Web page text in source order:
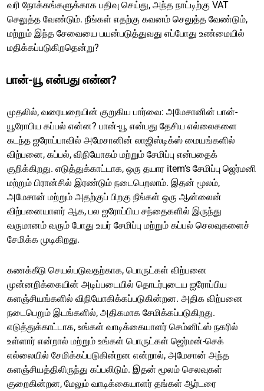
வரி நோக்கங்களுக்காக பதிவு செய்து, அந்த நாட்டிற்கு VAT
செலுத்த வேண்டும். நீங்கள் எதற்கு கவனம் செலுத்த வேண்டும்,
மற்றும் இந்த சேவையை பயன்படுத்துவது எப்போது உண்மையில்
மதிக்கப்படுகிறதென்று?
பான்-யூ என்பது என்ன?
முதலில், வரையறையின் குறுகிய பார்வை: அமேசானின் பான்-
யூரோபிய கப்பல் என்ன? பான்-யூ என்பது தேசிய எல்லைகளை
கடந்த ஐரோப்பாவில் அமேசானின் லாஜிஸ்டிக்ஸ் மையங்களில்
விற்பனை, கப்பல், விநியோகம் மற்றும் சேமிப்பு என்பதைக்
குறிக்கிறது. எடுத்துக்காட்டாக, ஒரு தயார item’s சேமிப்பு ஜெர்மனி
மற்றும் பிரான்சில் இரண்டும் நடைபெறலாம். இதன் மூலம்,
அமேசான் மற்றும் அதற்குப் பிறகு நீங்கள் ஒரு ஆன்லைன்
விற்பனையாளர் ஆக, பல ஐரோப்பிய சந்தைகளில் இருந்து
வருமானம் வரும் போது உயர் சேமிப்பு மற்றும் கப்பல் செலவுகளைச்
சேமிக்க முடிகிறது.
கணக்கீடு செயல்படுவதற்காக, பொருட்கள் விற்பனை
முன்னறிக்கையின் அடிப்படையில் தொடர்புடைய ஐரோப்பிய
களஞ்சியங்களில் விநியோகிக்கப்படுகின்றன. அதிக விற்பனை
நடைபெறும் இடங்களில், அதிகமாக சேமிக்கப்படுகிறது.
எடுத்துக்காட்டாக, உங்கள் வாடிக்கையாளர் செம்னிட்ஸ் நகரில்
உள்ளார் என்றால் மற்றும் உங்கள் பொருட்கள் ஜெர்மன்-செக்
எல்லையில் சேமிக்கப்படுகின்றன என்றால், அமேசான் அந்த
களஞ்சியத்திலிருந்து கப்பலிடும். இதன் மூலம் செலவுகள்
குறைகின்றன, மேலும் வாடிக்கையாளர் தங்கள் ஆர்டரை